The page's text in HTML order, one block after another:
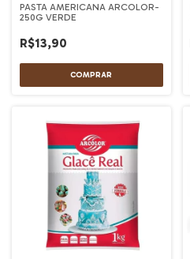
PASTA AMERICANA ARCOLOR-
250G VERDE
R$13,90